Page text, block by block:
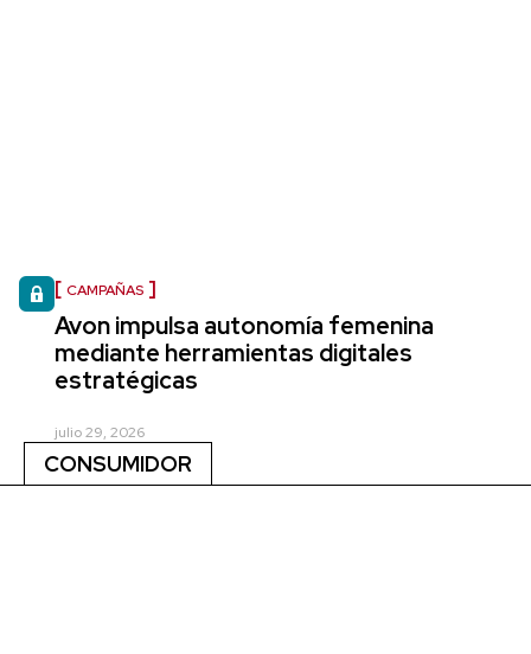
CAMPAÑAS
Avon impulsa autonomía femenina
mediante herramientas digitales
estratégicas
julio 29, 2026
CONSUMIDOR